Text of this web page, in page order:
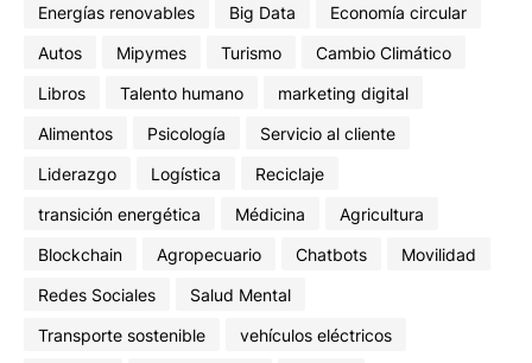
Energías renovables
Big Data
Economía circular
Autos
Mipymes Turismo
Cambio Climático
Libros
Talento humano
marketing digital
Alimentos
Psicología
Servicio al cliente
Liderazgo
Logística
Reciclaje
transición energética
Médicina
Agricultura
Blockchain
Agropecuario Chatbots
Movilidad
Redes Sociales
Salud Mental
Transporte sostenible
vehículos eléctricos